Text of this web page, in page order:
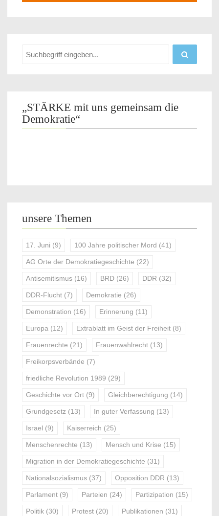
„STÄRKE mit uns gemeinsam die
Demokratie“
unsere Themen
17. Juni (9) 100 Jahre politischer Mord (41)
AG Orte der Demokratiegeschichte (22)
Antisemitismus (16) BRD (26) DDR (32)
DDR-Flucht (7) Demokratie (26)
Demonstration (16) Erinnerung (11)
Europa (12) Extrablatt im Geist der Freiheit (8)
Frauenrechte (21) Frauenwahlrecht (13)
Freikorpsverbände (7)
friedliche Revolution 1989 (29)
Geschichte vor Ort (9) Gleichberechtigung (14)
Grundgesetz (13) In guter Verfassung (13)
Israel (9) Kaiserreich (25)
Menschenrechte (13) Mensch und Krise (15)
Migration in der Demokratiegeschichte (31)
Nationalsozialismus (37) Opposition DDR (13)
Parlament (9) Parteien (24) Partizipation (15)
Politik (30) Protest (20) Publikationen (31)